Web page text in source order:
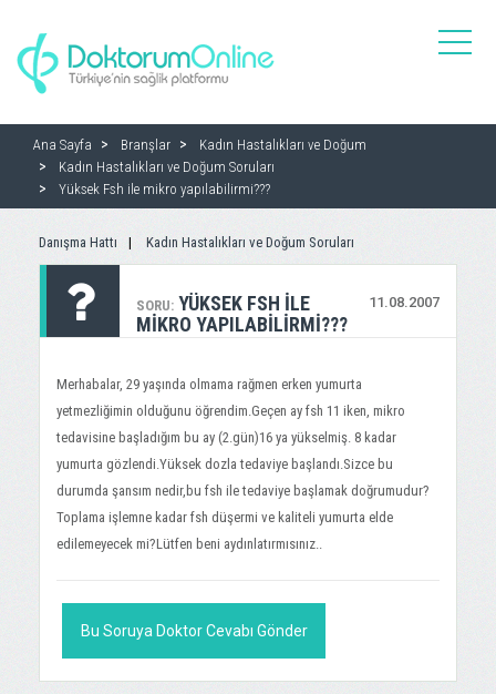
toggle
Ana Sayfa Branşlar
Kadın Hastalıkları ve Doğum
Kadın Hastalıkları ve Doğum Soruları
Yüksek Fsh ile mikro yapılabilirmi???
Danışma Hattı Kadın Hastalıkları ve Doğum Soruları
SORU: 11.08.2007
YÜKSEK FSH ILE
MIKRO YAPILABILIRMI???
Merhabalar, 29 yaşında olmama rağmen erken yumurta
yetmezliğimin olduğunu öğrendim.Geçen ay fsh 11 iken, mikro
tedavisine başladığım bu ay (2.gün)16 ya yükselmiş. 8 kadar
yumurta gözlendi.Yüksek dozla tedaviye başlandı.Sizce bu
durumda şansım nedir,bu fsh ile tedaviye başlamak doğrumudur?
Toplama işlemne kadar fsh düşermi ve kaliteli yumurta elde
edilemeyecek mi?Lütfen beni aydınlatırmısınız..
Bu Soruya Doktor Cevabı Gönder